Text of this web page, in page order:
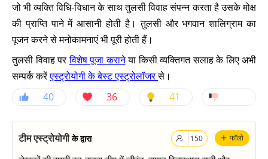
जो भी व्यक्ति विधि-विधान के साथ तुलसी विवाह संपन्न करता है उसके मोक्ष
की प्राप्ति पाने में आसानी होती है। तुलसी और भगवान शालिग्राम का
पूजन करने से मनोकामनाएं भी पूरी होती हैं।
तुलसी विवाह परविशेष पूजा करानेया किसी व्यक्तिगत सलाह के लिए अभी
सम्पर्क करेंएस्ट्रोयोगी केबेस्ट एस्ट्रोलॉजरसे।
40
36 41
+ फॉलो
150
टीम एस्ट्रोयोगीके द्वारा